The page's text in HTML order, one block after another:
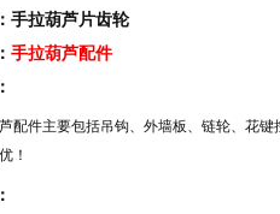
手拉葫芦片齿轮
手拉葫芦配件
配件主要包括吊钩、外墙板、链轮、花
！